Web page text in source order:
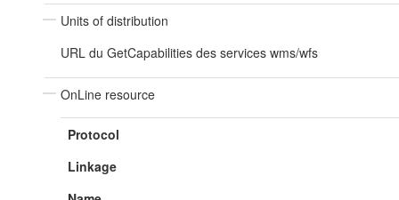
Units of distribution
URL du GetCapabilities des services wms/wfs
OnLine resource
Protocol
Linkage